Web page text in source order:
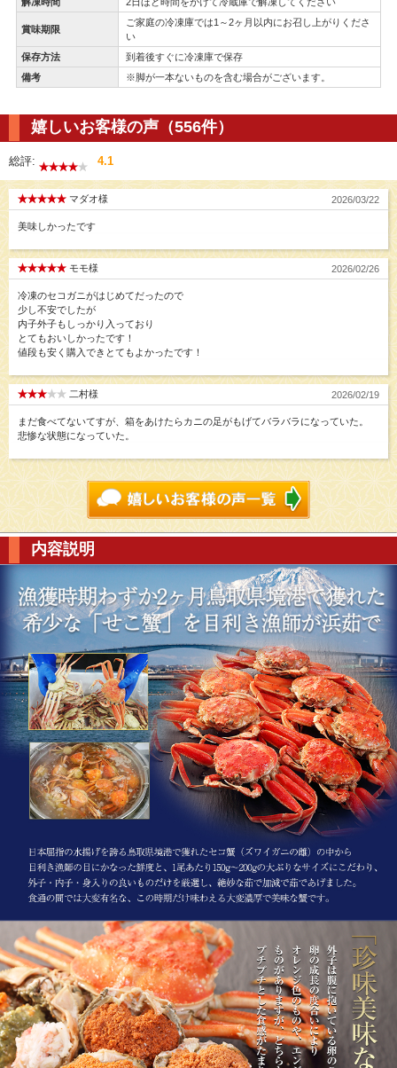
賞味期限
ご家庭の冷凍庫では1～2ヶ月以内にお召し上がりくださ
い
保存方法
到着後すぐに冷凍庫で保存
備考
※脚が一本ないものを含む場合がございます。
嬉しいお客様の声（556件）
総評: 4.1
マダオ様 2026/03/22
美味しかったです
モモ様 2026/02/26
冷凍のセコガニがはじめてだったので
少し不安でしたが
内子外子もしっかり入っており
とてもおいしかったです！
値段も安く購入できとてもよかったです！
二村様 2026/02/19
まだ食べてないてすが、箱をあけたらカニの足がもげてバラバラになっていた。
悲惨な状態になっていた。
内容説明